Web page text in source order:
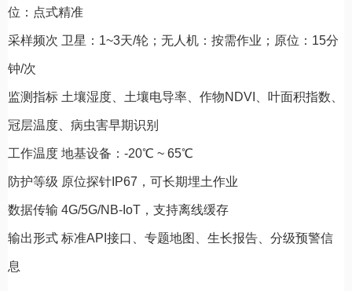
位：点式精准
采样频次 卫星：1~3天/轮；无人机：按需作业；原位：15分
钟/次
监测指标 土壤湿度、土壤电导率、作物NDVI、叶面积指数、
冠层温度、病虫害早期识别
工作温度 地基设备：-20℃ ~ 65℃
防护等级 原位探针IP67，可长期埋土作业
数据传输 4G/5G/NB-IoT，支持离线缓存
输出形式 标准API接口、专题地图、生长报告、分级预警信
息